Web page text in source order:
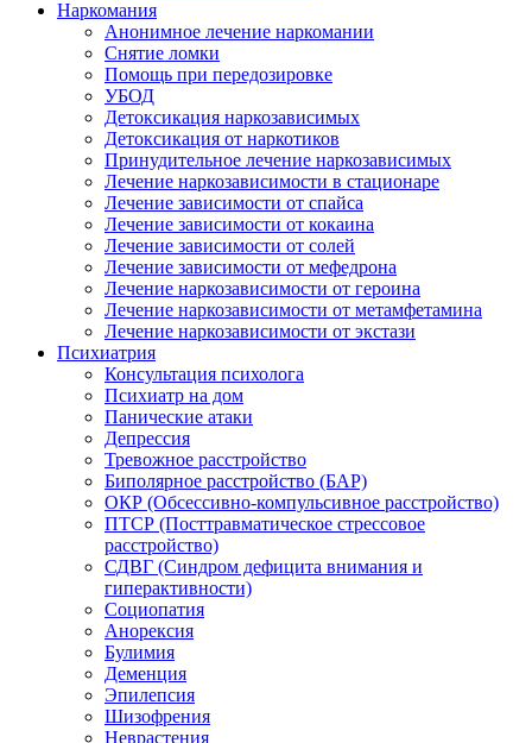
Наркомания
Анонимное лечение наркомании
Снятие ломки
Помощь при передозировке
УБОД
Детоксикация наркозависимых
Детоксикация от наркотиков
Принудительное лечение наркозависимых
Лечение наркозависимости в стационаре
Лечение зависимости от спайса
Лечение зависимости от кокаина
Лечение зависимости от солей
Лечение зависимости от мефедрона
Лечение наркозависимости от героина
Лечение наркозависимости от метамфетамина
Лечение наркозависимости от экстази
Психиатрия
Консультация психолога
Психиатр на дом
Панические атаки
Депрессия
Тревожное расстройство
Биполярное расстройство (БАР)
ОКР (Обсессивно-компульсивное расстройство)
ПТСР (Посттравматическое стрессовое
расстройство)
СДВГ (Синдром дефицита внимания и
гиперактивности)
Социопатия
Анорексия
Булимия
Деменция
Эпилепсия
Шизофрения
Неврастения